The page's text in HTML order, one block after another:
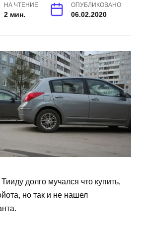
НА ЧТЕНИЕ
2 мин.
ОПУБЛИКОВАНО
06.02.2020
долго мучался что купить,
но так и не нашел